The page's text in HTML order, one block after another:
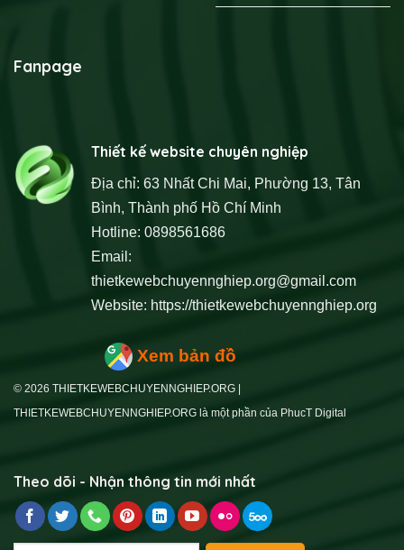
Fanpage
Thiết kế website chuyên nghiệp
Địa chỉ: 63 Nhất Chi Mai, Phường 13, Tân
Bình, Thành phố Hồ Chí Minh
Hotline: 0898561686
Email:
thietkewebchuyennghiep.org@gmail.com
Website: https://thietkewebchuyennghiep.org
Xem bản đồ
© 2026 THIETKEWEBCHUYENNGHIEP.ORG |
THIETKEWEBCHUYENNGHIEP.ORG là một phần của PhucT Digital
Theo dõi - Nhận thông tin mới nhất